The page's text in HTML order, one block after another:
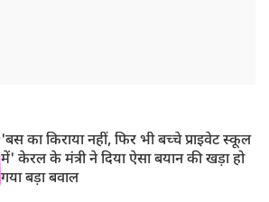
'बस का किराया नहीं, फिर भी बच्चे प्राइवेट स्कूल
में' केरल के मंत्री ने दिया ऐसा बयान की खड़ा हो
गया बड़ा बवाल